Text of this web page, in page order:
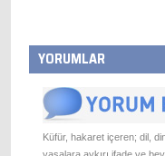
YORUMLAR
Küfür, hakaret içeren; dil,